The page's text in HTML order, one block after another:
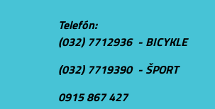
Telefón:
(032) 7712936 - BICYKLE
(032) 7719390 - ŠPORT
0915 867 427